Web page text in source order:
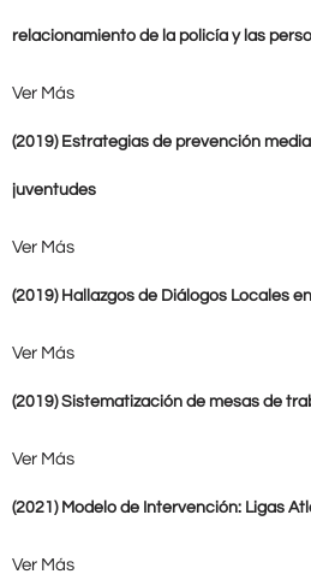
relacionamiento de la policía y las
Ver Más
(2019) Estrategias de prevención
juventudes
Ver Más
(2019) Hallazgos de Diálogos Locales
Ver Más
(2019) Sistematización de mesas de
Ver Más
(2021) Modelo de Intervención: Ligas
Ver Más